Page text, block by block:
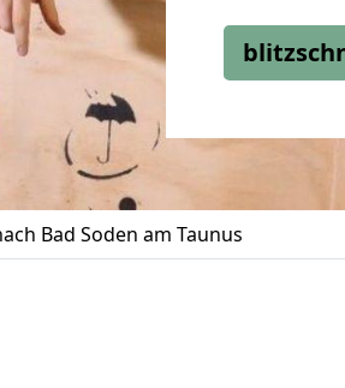
Bad Soden am Taunus